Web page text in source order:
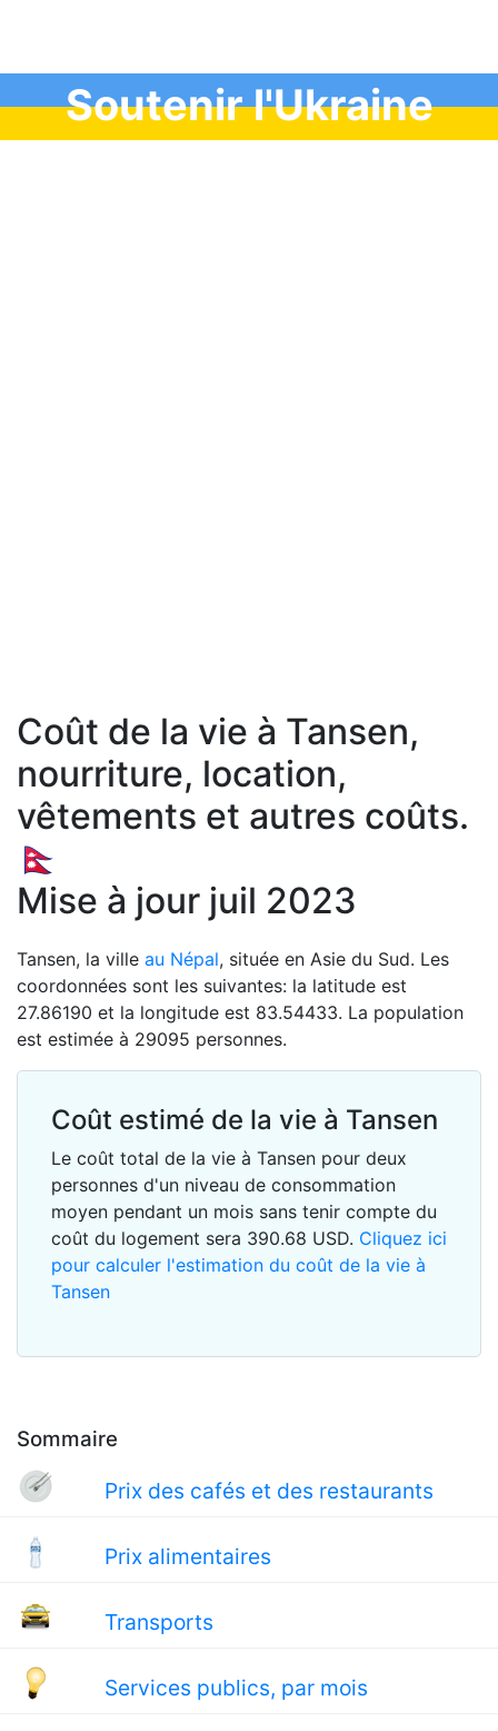
Soutenir l'Ukraine
Coût de la vie à Tansen,
nourriture, location,
vêtements et autres coûts.
🇳🇵
Mise à jour juil 2023
Sommaire
Prix des cafés et des restaurants
Prix alimentaires
Transports
Services publics, par mois
Tansen, la ville au Népal, située en Asie du Sud. Les
coordonnées sont les suivantes: la latitude est
27.86190 et la longitude est 83.54433. La population
est estimée à 29095 personnes.
Coût estimé de la vie à Tansen
Le coût total de la vie à Tansen pour deux
personnes d'un niveau de consommation
moyen pendant un mois sans tenir compte du
coût du logement sera 390.68 USD. Cliquez ici
pour calculer l'estimation du coût de la vie à
Tansen